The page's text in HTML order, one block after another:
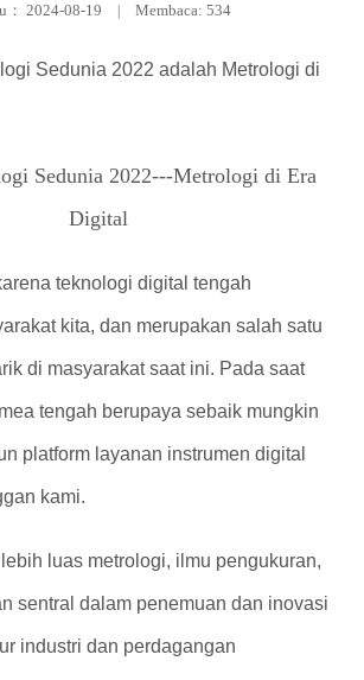
： 2024-08-19 | Membaca: 534
Sedunia 2022 adalah Metrologi di
teknologi digital tengah
kita, dan merupakan salah satu
di masyarakat saat ini. Pada saat
tengah berupaya sebaik mungkin
platform layanan instrumen digital
kami.
luas metrologi, ilmu pengukuran,
sentral dalam penemuan dan inovasi
industri dan perdagangan